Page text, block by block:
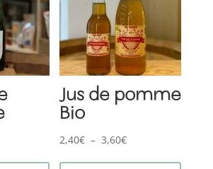
Jus de pomme
Bio
2,40€ – 3,60€Plage